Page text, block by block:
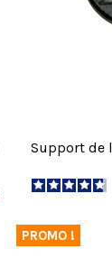
Support de
PROMO !